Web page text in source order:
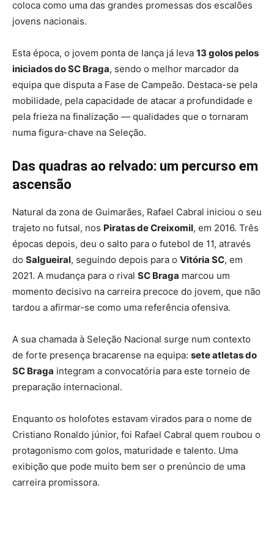
coloca como uma das grandes promessas dos escalões
jovens nacionais.
Esta época, o jovem ponta de lança já leva 13 golos pelos
iniciados do SC Braga, sendo o melhor marcador da
equipa que disputa a Fase de Campeão. Destaca-se pela
mobilidade, pela capacidade de atacar a profundidade e
pela frieza na finalização — qualidades que o tornaram
numa figura-chave na Seleção.
Das quadras ao relvado: um percurso em
ascensão
Natural da zona de Guimarães, Rafael Cabral iniciou o seu
trajeto no futsal, nos Piratas de Creixomil, em 2016. Três
épocas depois, deu o salto para o futebol de 11, através
do Salgueiral, seguindo depois para o Vitória SC, em
2021. A mudança para o rival SC Braga marcou um
momento decisivo na carreira precoce do jovem, que não
tardou a afirmar-se como uma referência ofensiva.
A sua chamada à Seleção Nacional surge num contexto
de forte presença bracarense na equipa: sete atletas do
SC Braga integram a convocatória para este torneio de
preparação internacional.
Enquanto os holofotes estavam virados para o nome de
Cristiano Ronaldo júnior, foi Rafael Cabral quem roubou o
protagonismo com golos, maturidade e talento. Uma
exibição que pode muito bem ser o prenúncio de uma
carreira promissora.